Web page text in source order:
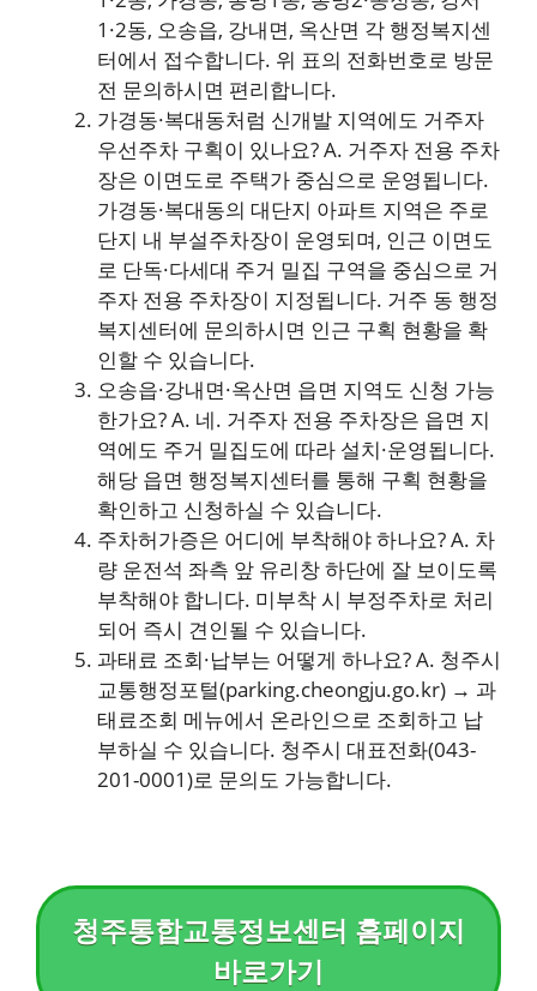
1·2동, 오송읍, 강내면, 옥산면 각 행정복지센
터에서 접수합니다. 위 표의 전화번호로 방문
전 문의하시면 편리합니다.
가경동·복대동처럼 신개발 지역에도 거주자
우선주차 구획이 있나요? A. 거주자 전용 주차
장은 이면도로 주택가 중심으로 운영됩니다.
가경동·복대동의 대단지 아파트 지역은 주로
단지 내 부설주차장이 운영되며, 인근 이면도
로 단독·다세대 주거 밀집 구역을 중심으로 거
주자 전용 주차장이 지정됩니다. 거주 동 행정
복지센터에 문의하시면 인근 구획 현황을 확
인할 수 있습니다.
오송읍·강내면·옥산면 읍면 지역도 신청 가능
한가요? A. 네. 거주자 전용 주차장은 읍면 지
역에도 주거 밀집도에 따라 설치·운영됩니다.
해당 읍면 행정복지센터를 통해 구획 현황을
확인하고 신청하실 수 있습니다.
주차허가증은 어디에 부착해야 하나요? A. 차
량 운전석 좌측 앞 유리창 하단에 잘 보이도록
부착해야 합니다. 미부착 시 부정주차로 처리
되어 즉시 견인될 수 있습니다.
과태료 조회·납부는 어떻게 하나요? A. 청주시
교통행정포털(parking.cheongju.go.kr) → 과
태료조회 메뉴에서 온라인으로 조회하고 납
부하실 수 있습니다. 청주시 대표전화(043-
201-0001)로 문의도 가능합니다.
청주통합교통정보센터 홈페이지
바로가기